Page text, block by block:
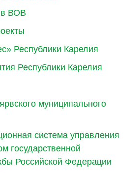
в ВОВ
Республики Карелия
Республики Карелия
муниципального
система управления
государственной
Российской Федерации